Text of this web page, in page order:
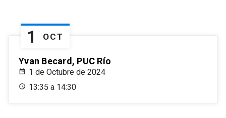
1 OCT
Yvan Becard, PUC Río
1 de Octubre de 2024
13:35 a 14:30